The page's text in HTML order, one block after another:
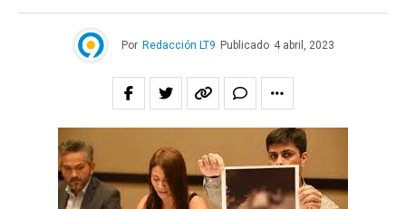
Por Redacción LT9 Publicado 4 abril, 2023